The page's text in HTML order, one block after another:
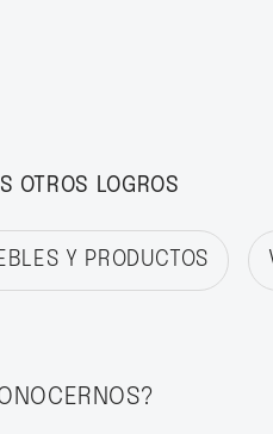
OTROS LOGROS
Y PRODUCTOS